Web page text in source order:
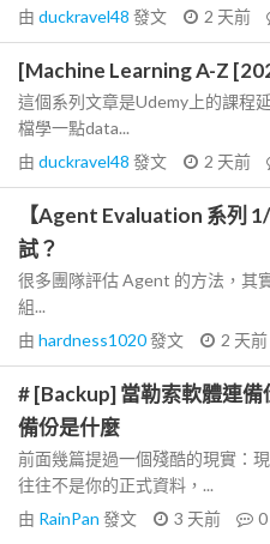
由 duckravel48 發文 2 天前
[Machine Learning A-Z
這個系列文章是Udemy上的課程
檔學一點data...
由 duckravel48 發文 2 天前
【Agent Evaluation 系列
試？
很多團隊評估 Agent 的方法，其
組...
由 hardness1020發文 2 天前
# [Backup] 當勒索軟體連
備份是什麼
前面幾篇提過一個殘酷的現實：
往往不是你的正式資料，...
由 RainPan 發文 3 天前 0